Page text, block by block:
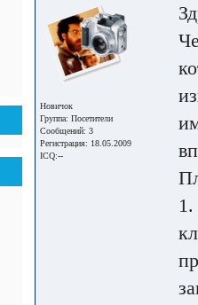
Новичок
Группа: Посетители
Сообщений: 3
Регистрация: 18.05.2009
ICQ:--